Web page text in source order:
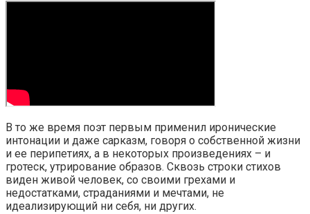
В то же время поэт первым применил иронические
интонации и даже сарказм, говоря о собственной жизни
и ее перипетиях, а в некоторых произведениях – и
гротеск, утрирование образов. Сквозь строки стихов
виден живой человек, со своими грехами и
недостатками, страданиями и мечтами, не
идеализирующий ни себя, ни других.